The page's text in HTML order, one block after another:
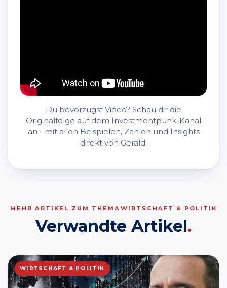
Du bevorzugst Video? Schau dir die
Originalfolge auf dem Investmentpunk-Kanal
an - mit allen Beispielen, Zahlen und Insights
direkt von Gerald.
MEHR ARTIKEL ZUM THEMA WIRTSCHAFT & POLITIK
Verwandte Artikel.
WIRTSCHAFT & POLITIK